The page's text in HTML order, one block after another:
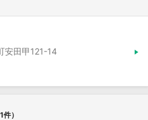
安田甲121-14
件）